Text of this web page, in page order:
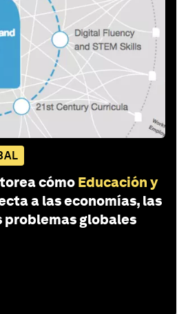
cómo Educación y
a las economías, las
problemas globales